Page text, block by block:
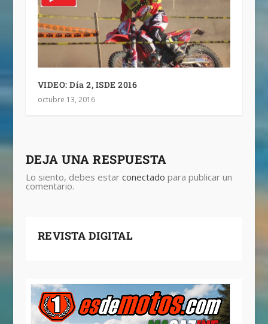
VIDEO: Día 2, ISDE 2016
octubre 13, 2016
DEJA UNA RESPUESTA
Lo siento, debes estar conectado para publicar un
comentario.
REVISTA DIGITAL